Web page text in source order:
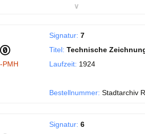
∨
PMH
Signatur: 7
Titel: Technische
Laufzeit: 1924
Bestellnummer: Stadtarchiv
Signatur: 6